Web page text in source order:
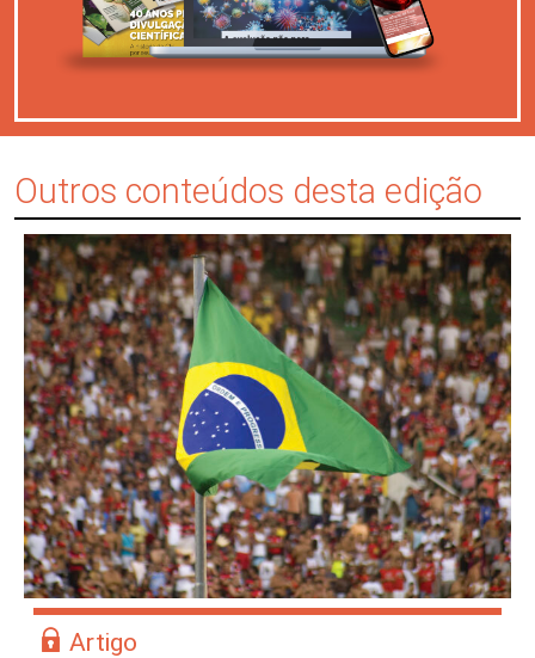
Outros conteúdos desta edição
Artigo